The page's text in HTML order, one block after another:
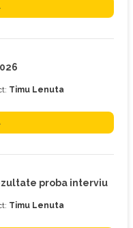
Timu Lenuta
proba interviu
Timu Lenuta